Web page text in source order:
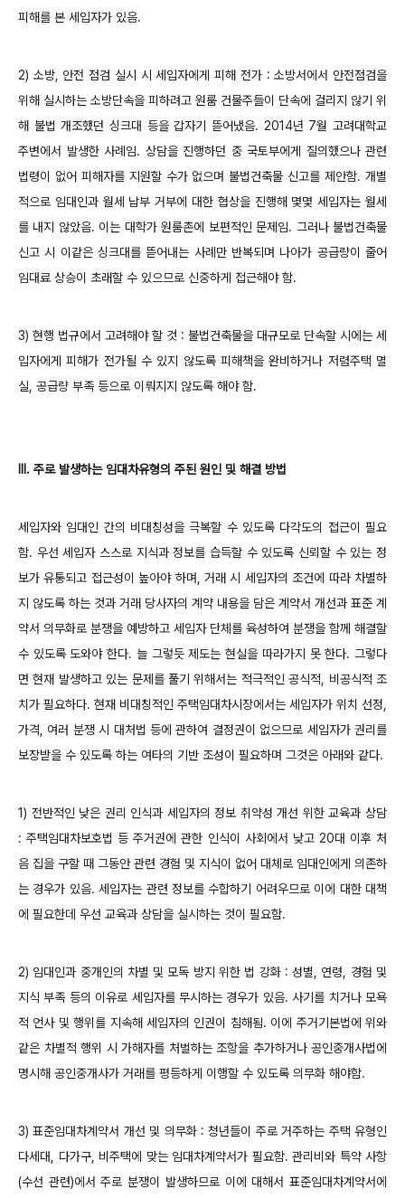
피해를 본 세입자가 있음.
2) 소방, 안전 점검 실시 시 세입자에게 피해 전가 : 소방서에서 안전점검을
위해 실시하는 소방단속을 피하려고 원룸 건물주들이 단속에 걸리지 않기 위
해 불법 개조했던 싱크대 등을 갑자기 뜯어냈음. 2014년 7월 고려대학교
주변에서 발생한 사례임. 상담을 진행하던 중 국토부에게 질의했으나 관련
법령이 없어 피해자를 지원할 수가 없으며 불법건축물 신고를 제안함. 개별
적으로 임대인과 월세 납부 거부에 대한 협상을 진행해 몇몇 세입자는 월세
를 내지 않았음. 이는 대학가 원룸촌에 보편적인 문제임. 그러나 불법건축물
신고 시 이같은 싱크대를 뜯어내는 사례만 반복되며 나아가 공급량이 줄어
임대료 상승이 초래할 수 있으므로 신중하게 접근해야 함.
3) 현행 법규에서 고려해야 할 것 : 불법건축물을 대규모로 단속할 시에는 세
입자에게 피해가 전가될 수 있지 않도록 피해책을 완비하거나 저렴주택 멸
실, 공급량 부족 등으로 이뤄지지 않도록 해야 함.
Ⅲ. 주로 발생하는 임대차유형의 주된 원인 및 해결 방법
세입자와 임대인 간의 비대칭성을 극복할 수 있도록 다각도의 접근이 필요
함. 우선 세입자 스스로 지식과 정보를 습득할 수 있도록 신뢰할 수 있는 정
보가 유통되고 접근성이 높아야 하며, 거래 시 세입자의 조건에 따라 차별하
지 않도록 하는 것과 거래 당사자의 계약 내용을 담은 계약서 개선과 표준 계
약서 의무화로 분쟁을 예방하고 세입자 단체를 육성하여 분쟁을 함께 해결할
수 있도록 도와야 한다. 늘 그렇듯 제도는 현실을 따라가지 못 한다. 그렇다
면 현재 발생하고 있는 문제를 풀기 위해서는 적극적인 공식적, 비공식적 조
치가 필요하다. 현재 비대칭적인 주택임대차시장에서는 세입자가 위치 선정,
가격, 여러 분쟁 시 대처법 등에 관하여 결정권이 없으므로 세입자가 권리를
보장받을 수 있도록 하는 여타의 기반 조성이 필요하며 그것은 아래와 같다.
1) 전반적인 낮은 권리 인식과 세입자의 정보 취약성 개선 위한 교육과 상담
: 주택임대차보호법 등 주거권에 관한 인식이 사회에서 낮고 20대 이후 처
음 집을 구할 때 그동안 관련 경험 및 지식이 없어 대체로 임대인에게 의존하
는 경우가 있음. 세입자는 관련 정보를 수합하기 어려우므로 이에 대한 대책
에 필요한데 우선 교육과 상담을 실시하는 것이 필요함.
2) 임대인과 중개인의 차별 및 모독 방지 위한 법 강화 : 성별, 연령, 경험 및
지식 부족 등의 이유로 세입자를 무시하는 경우가 있음. 사기를 치거나 모욕
적 언사 및 행위를 지속해 세입자의 인권이 침해됨. 이에 주거기본법에 위와
같은 차별적 행위 시 가해자를 처벌하는 조항을 추가하거나 공인중개사법에
명시해 공인중개사가 거래를 평등하게 이행할 수 있도록 의무화 해야함.
3) 표준임대차계약서 개선 및 의무화 : 청년들이 주로 거주하는 주택 유형인
다세대, 다가구, 비주택에 맞는 임대차계약서가 필요함. 관리비와 특약 사항
(수선 관련)에서 주로 분쟁이 발생하므로 이에 대해서 표준임대차계약서에